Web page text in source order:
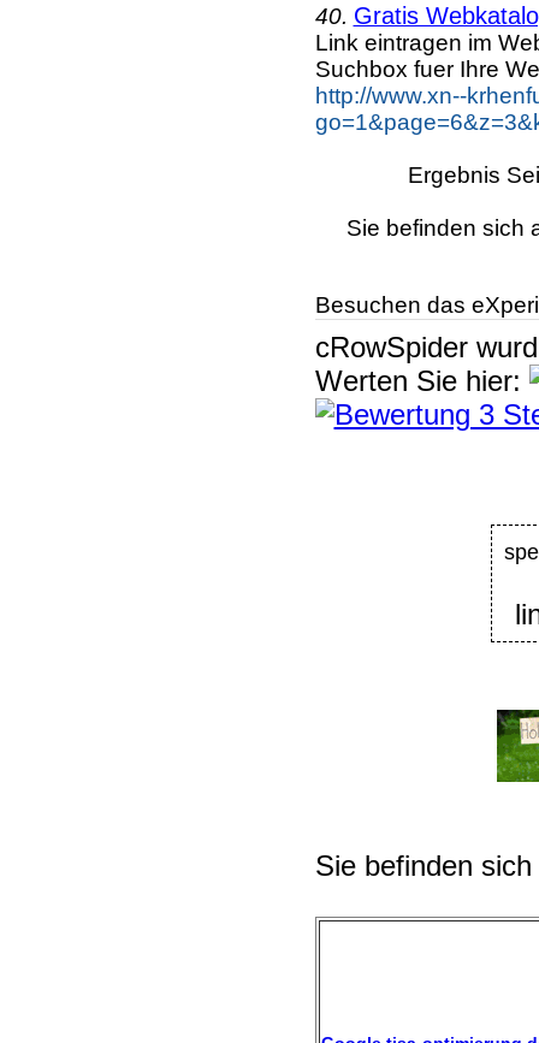
40. Gratis
Link eintragen im
Suchbox fuer Ihre
http://www.xn--
Ergebnis
Sie befinden sich
Besuchen das
cRowSpider
Werten Sie hier:
Sie befinden